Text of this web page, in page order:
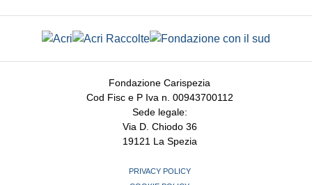
Fondazione Carispezia
Cod Fisc e P Iva n. 00943700112
Sede legale:
Via D. Chiodo 36
19121 La Spezia
PRIVACY POLICY